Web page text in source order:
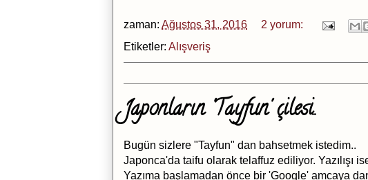
zaman: Ağustos 31, 2016
2 yorum:
Etiketler: Alışveriş
Japonların 'Tayfun' çilesi..
Bugün sizlere "Tayfun" dan bahsetmek istedim..
Japonca'da taifu olarak telaffuz ediliyor. Yazılışı
Yazıma başlamadan önce bir 'Google' amcaya